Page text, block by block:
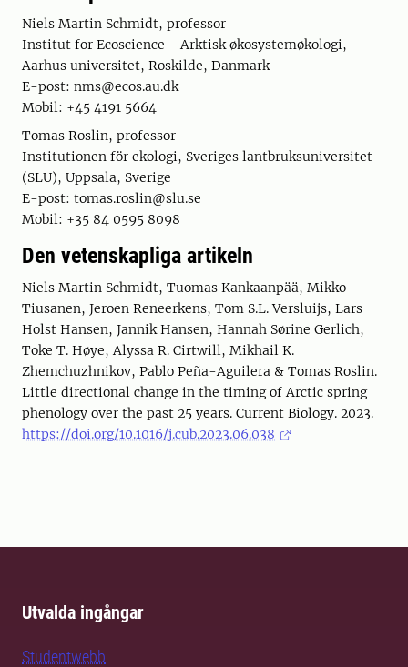
Niels Martin Schmidt, professor
Institut for Ecoscience - Arktisk økosystemøkologi,
Aarhus universitet, Roskilde, Danmark
E-post: nms@ecos.au.dk
Mobil: +45 4191 5664
Tomas Roslin, professor
Institutionen för ekologi, Sveriges lantbruksuniversitet
(SLU), Uppsala, Sverige
E-post: tomas.roslin@slu.se
Mobil: +35 84 0595 8098
Den vetenskapliga artikeln
Niels Martin Schmidt, Tuomas Kankaanpää, Mikko
Tiusanen, Jeroen Reneerkens, Tom S.L. Versluijs, Lars
Holst Hansen, Jannik Hansen, Hannah Sørine Gerlich,
Toke T. Høye, Alyssa R. Cirtwill, Mikhail K.
Zhemchuzhnikov, Pablo Peña-Aguilera & Tomas Roslin.
Little directional change in the timing of Arctic spring
phenology over the past 25 years. Current Biology. 2023.
https://doi.org/10.1016/j.cub.2023.06.038
Utvalda ingångar
Studentwebb